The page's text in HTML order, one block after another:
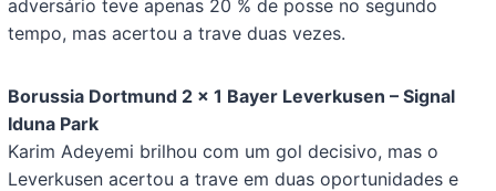
adversário teve apenas 20 % de posse no segundo
tempo, mas acertou a trave duas vezes.
Borussia Dortmund 2 x 1 Bayer Leverkusen – Signal
Iduna Park
Karim Adeyemi brilhou com um gol decisivo, mas o
Leverkusen acertou a trave em duas oportunidades e